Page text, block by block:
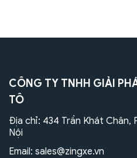
CÔNG TY TNHH GIẢI
TÔ
Địa chỉ: 434 Trần Khát Chân,
Nội
Email: sales@zingxe.vn